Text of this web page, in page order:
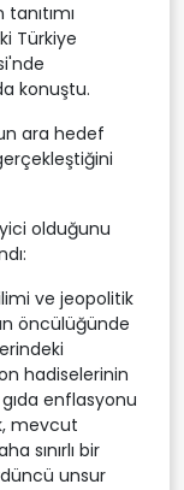
Türkiye
konuştu.
ara hedef
olduğunu
ve jeopolitik
öncülüğünde
hadiselerinin
enflasyonu
mevcut
sınırlı bir
unsur